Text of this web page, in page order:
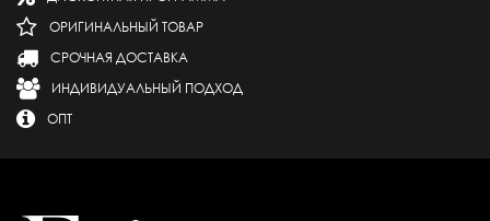
ОРИГИНАЛЬНЫЙ ТОВАР
СРОЧНАЯ ДОСТАВКА
ИНДИВИДУАЛЬНЫЙ ПОДХОД
ОПТ